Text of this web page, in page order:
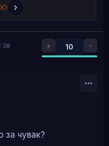
›
+ 10 -
38
за чувак?